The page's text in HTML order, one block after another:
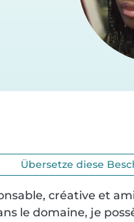
Übersetze diese
créative et
le domaine, je